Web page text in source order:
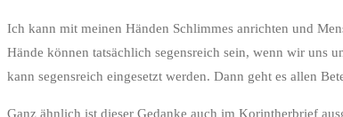
Ich kann mit meinen Händen Schlimmes anrichten und
Hände können tatsächlich segensreich sein, wenn wir uns
kann segensreich eingesetzt werden. Dann geht es allen
Ganz ähnlich ist dieser Gedanke auch im Korintherbrief